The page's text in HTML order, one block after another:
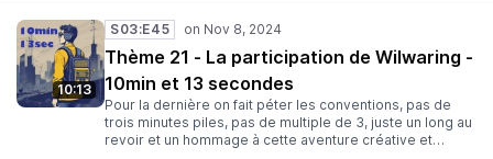
vite ! (N’oubliez pas de sécher vos larmes et de danser
sur cette participation surtout) Nicolas “Mister Nox” B.
https://www.youtube.com/@MrNox_MUSICS
https://open.spotify.com/intl-
fr/artist/6OOzPIoI2zOPCT2FgX5N50 Rappel du thème du
mois : “Thème libre.”
10:13
S03:E45
Thème 21 - La participation de Wilwaring -
10min et 13 secondes
Pour la dernière on fait péter les conventions, pas de
trois minutes piles, pas de multiple de 3, juste un long au
revoir et un hommage à cette aventure créative et